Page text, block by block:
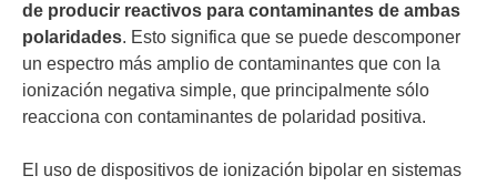
de producir reactivos para contaminantes de ambas
polaridades. Esto significa que se puede descomponer
un espectro más amplio de contaminantes que con la
ionización negativa simple, que principalmente sólo
reacciona con contaminantes de polaridad positiva.
El uso de dispositivos de ionización bipolar en sistemas